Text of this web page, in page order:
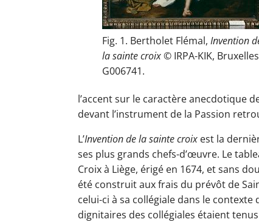
Fig. 1. Bertholet Flémal, Invention
la sainte croix© IRPA-KIK,
G006741.
l’accent sur le caractère anecdotique
devant l’instrument de la Passion
L’Invention de la sainte croix est la
ses plus grands chefs-d’œuvre. Le
Croix à Liège, érigé en 1674, et sans
été construit aux frais du prévôt de
celui-ci à sa collégiale dans le
dignitaires des collégiales étaient